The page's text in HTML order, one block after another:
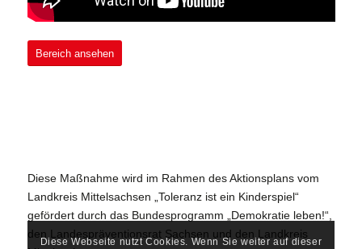
Bereich ansehen
Diese Maßnahme wird im Rahmen des Aktionsplans vom
Landkreis Mittelsachsen „Toleranz ist ein Kinderspiel“
gefördert durch das Bundesprogramm „Demokratie leben!“,
den Landespräventionsrat Sachsen und den Landkreis
Diese Webseite nutzt Cookies. Wenn Sie weiter auf dieser